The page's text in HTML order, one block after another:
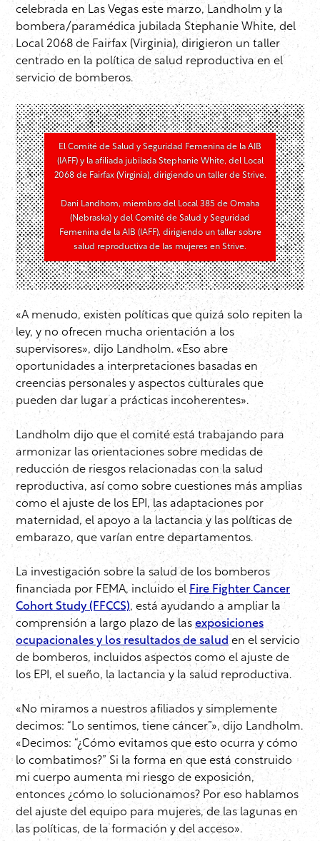
celebrada en Las Vegas este marzo, Landholm y la
bombera/paramédica jubilada Stephanie White, del
Local 2068 de Fairfax (Virginia), dirigieron un taller
centrado en la política de salud reproductiva en el
servicio de bomberos.
El Comité de Salud y Seguridad Femenina de la AIB
(IAFF) y la afiliada jubilada Stephanie White, del Local
2068 de Fairfax (Virginia), dirigiendo un taller de Strive.
Dani Landhom, miembro del Local 385 de Omaha
(Nebraska) y del Comité de Salud y Seguridad
Femenina de la AIB (IAFF), dirigiendo un taller sobre
salud reproductiva de las mujeres en Strive.
«A menudo, existen políticas que quizá solo repiten la
ley, y no ofrecen mucha orientación a los
supervisores», dijo Landholm. «Eso abre
oportunidades a interpretaciones basadas en
creencias personales y aspectos culturales que
pueden dar lugar a prácticas incoherentes».
Landholm dijo que el comité está trabajando para
armonizar las orientaciones sobre medidas de
reducción de riesgos relacionadas con la salud
reproductiva, así como sobre cuestiones más amplias
como el ajuste de los EPI, las adaptaciones por
maternidad, el apoyo a la lactancia y las políticas de
embarazo, que varían entre departamentos.
La investigación sobre la salud de los bomberos
financiada por FEMA, incluido elFire Fighter Cancer
Cohort Study (FFCCS), está ayudando a ampliar la
comprensión a largo plazo de las exposiciones
ocupacionales y los resultados de salud en el servicio
de bomberos, incluidos aspectos como el ajuste de
los EPI, el sueño, la lactancia y la salud reproductiva.
«No miramos a nuestros afiliados y simplemente
decimos: “Lo sentimos, tiene cáncer”», dijo Landholm.
«Decimos: “¿Cómo evitamos que esto ocurra y cómo
lo combatimos?” Si la forma en que está construido
mi cuerpo aumenta mi riesgo de exposición,
entonces ¿cómo lo solucionamos? Por eso hablamos
del ajuste del equipo para mujeres, de las lagunas en
las políticas, de la formación y del acceso».